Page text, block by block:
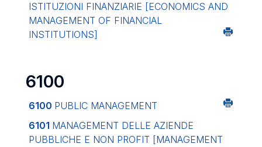
ISTITUZIONI FINANZIARIE [ECONOMICS AND
MANAGEMENT OF FINANCIAL
INSTITUTIONS]
6100
6100 PUBLIC MANAGEMENT
6101 MANAGEMENT DELLE AZIENDE
PUBBLICHE E NON PROFIT [MANAGEMENT